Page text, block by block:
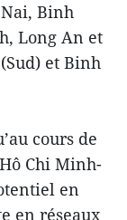
Binh
Long An et
et Binh
cours de
Chi Minh-
en
en réseaux